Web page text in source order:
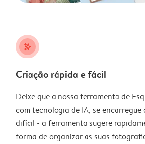
stars_plus
Criação rápida e fácil
Deixe que a nossa ferramenta de
com tecnologia de IA, se
difícil - a ferramenta sugere
forma de organizar as suas